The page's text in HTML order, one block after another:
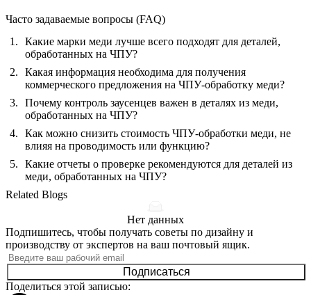
Часто задаваемые вопросы (FAQ)
Какие марки меди лучше всего подходят для деталей,
обработанных на ЧПУ?
Какая информация необходима для получения
коммерческого предложения на ЧПУ-обработку меди?
Почему контроль заусенцев важен в деталях из меди,
обработанных на ЧПУ?
Как можно снизить стоимость ЧПУ-обработки меди, не
влияя на проводимость или функцию?
Какие отчеты о проверке рекомендуются для деталей из
меди, обработанных на ЧПУ?
Related Blogs
Нет данных
Подпишитесь, чтобы получать советы по дизайну и
производству от экспертов на ваш почтовый ящик.
Подписаться
Поделиться этой записью: